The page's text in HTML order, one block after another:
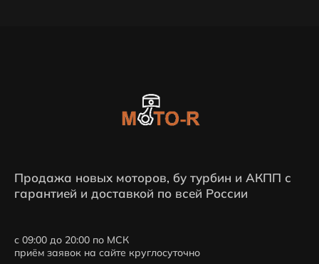
Продажа новых моторов, бу турбин и АКПП с
гарантией и доставкой по всей России
с 09:00 до 20:00 по МСК
приём заявок на сайте круглосуточно